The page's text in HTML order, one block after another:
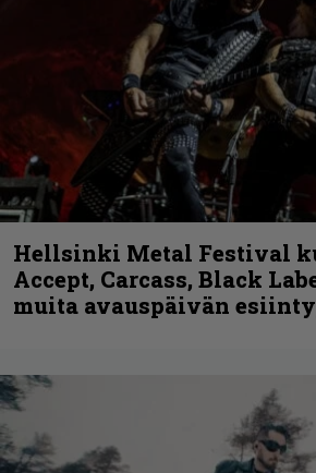
Hellsinki Metal Festival
Accept, Carcass, Black
muita avauspäivän